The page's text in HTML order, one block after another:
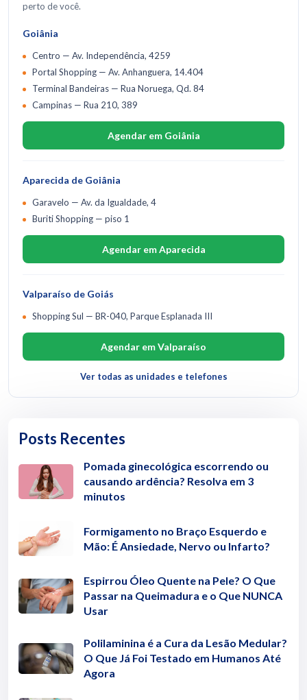
perto de você.
Goiânia
Centro — Av. Independência, 4259
Portal Shopping — Av. Anhanguera, 14.404
Terminal Bandeiras — Rua Noruega, Qd. 84
Campinas — Rua 210, 389
Agendar em Goiânia
Aparecida de Goiânia
Garavelo — Av. da Igualdade, 4
Buriti Shopping — piso 1
Agendar em Aparecida
Valparaíso de Goiás
Shopping Sul — BR-040, Parque Esplanada III
Agendar em Valparaíso
Ver todas as unidades e telefones
Posts Recentes
Pomada ginecológica escorrendo ou
causando ardência? Resolva em 3
minutos
Formigamento no Braço Esquerdo e
Mão: É Ansiedade, Nervo ou Infarto?
Espirrou Óleo Quente na Pele? O Que
Passar na Queimadura e o Que NUNCA
Usar
Polilaminina é a Cura da Lesão Medular?
O Que Já Foi Testado em Humanos Até
Agora